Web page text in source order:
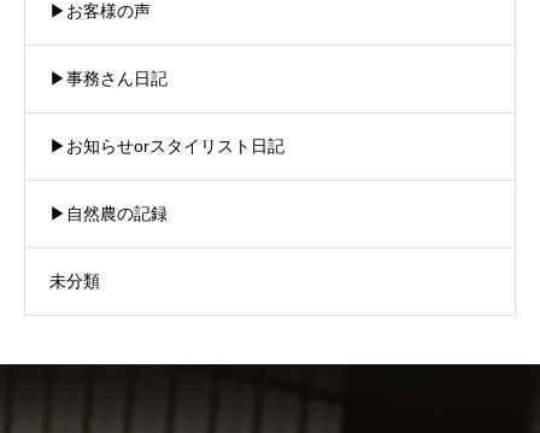
▶︎お客様の声
▶︎事務さん日記
▶︎お知らせorスタイリスト日記
▶︎自然農の記録
未分類